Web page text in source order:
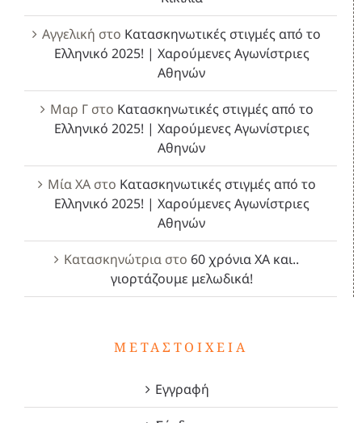
Αγγελική στο Κατασκηνωτικές στιγμές από το
Ελληνικό 2025! | Χαρούμενες Αγωνίστριες
Αθηνών
Μαρ Γστο Κατασκηνωτικές στιγμές από το
Ελληνικό 2025! | Χαρούμενες Αγωνίστριες
Αθηνών
Μία ΧΑστο Κατασκηνωτικές στιγμές από το
Ελληνικό 2025! | Χαρούμενες Αγωνίστριες
Αθηνών
Κατασκηνώτρια στο 60 χρόνια ΧΑ και..
γιορτάζουμε μελωδικά!
ΜΕΤΑΣΤΟΙΧΕΊΑ
Εγγραφή